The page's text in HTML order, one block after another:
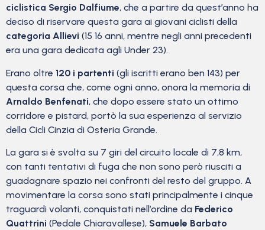
ciclistica Sergio Dalfiume, che a partire da quest’anno ha
deciso di riservare questa gara ai giovani ciclisti della
categoria Allievi (15 16 anni, mentre negli anni precedenti
era una gara dedicata agli Under 23).
Erano oltre 120 i partenti (gli iscritti erano ben 143) per
questa corsa che, come ogni anno, onora la memoria di
Arnaldo Benfenati, che dopo essere stato un ottimo
corridore e pistard, portò la sua esperienza al servizio
della Cicli Cinzia di Osteria Grande.
La gara si è svolta su 7 giri del circuito locale di 7,8 km,
con tanti tentativi di fuga che non sono però riusciti a
guadagnare spazio nei confronti del resto del gruppo. A
movimentare la corsa sono stati principalmente i cinque
traguardi volanti, conquistati nell’ordine da Federico
Quattrini (Pedale Chiaravallese), Samuele Barbato